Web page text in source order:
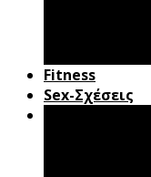
Fitness
Sex-Σχέσεις